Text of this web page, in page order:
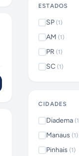
ESTADOS
SP (1)
AM (1)
PR (1)
SC (1)
CIDADES
Diadema (1
Manaus (1)
Pinhais (1)